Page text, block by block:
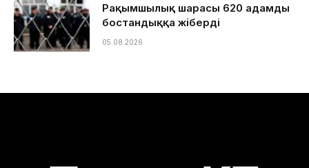
Рақымшылық шарасы 620 адамды
бостандыққа жіберді
05.08.2026